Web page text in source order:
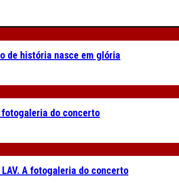
de história nasce em glória
fotogaleria do concerto
A fotogaleria do concerto